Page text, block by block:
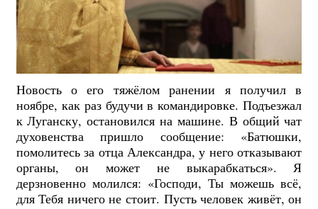
Новость о его тяжёлом ранении я получил в
ноябре, как раз будучи в командировке. Подъезжал
к Луганску, остановился на машине. В общий чат
духовенства пришло сообщение: «Батюшки,
помолитесь за отца Александра, у него отказывают
органы, он может не выкарабкаться». Я
дерзновенно молился: «Господи, Ты можешь всё,
для Тебя ничего не стоит. Пусть человек живёт, он